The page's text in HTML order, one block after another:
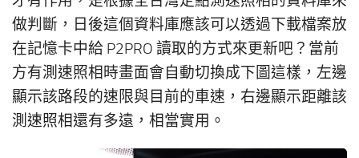
做判斷，日後這個資料庫應該可以透過下載檔案放
在記憶卡中給 P2PRO 讀取的方式來更新吧？當前
方有測速照相時畫面會自動切換成下圖這樣，左邊
顯示該路段的速限與目前的車速，右邊顯示距離該
測速照相還有多遠，相當實用。